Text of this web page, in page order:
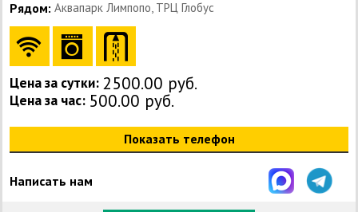
Рядом: Аквапарк Лимпопо, ТРЦ Глобус
Цена за сутки: 2500.00 руб.
Цена за час: 500.00 руб.
Показать телефон
Написать нам